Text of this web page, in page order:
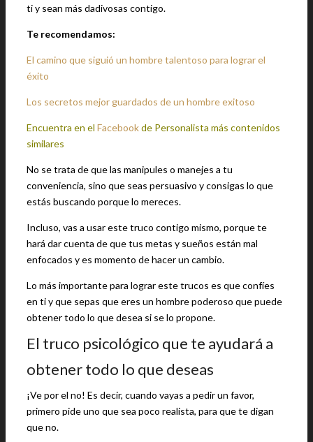
ti y sean más dadivosas contigo.
Te recomendamos:
El camino que siguió un hombre talentoso para lograr el
éxito
Los secretos mejor guardados de un hombre exitoso
Encuentra en el Facebookde Personalista más contenidos
similares
No se trata de que las manipules o manejes a tu
conveniencia, sino que seas persuasivo y consigas lo que
estás buscando porque lo mereces.
Incluso, vas a usar este truco contigo mismo, porque te
hará dar cuenta de que tus metas y sueños están mal
enfocados y es momento de hacer un cambio.
Lo más importante para lograr este trucos es que confíes
en ti y que sepas que eres un hombre poderoso que puede
obtener todo lo que desea si se lo propone.
El truco psicológico que te ayudará a
obtener todo lo que deseas
¡Ve por el no! Es decir, cuando vayas a pedir un favor,
primero pide uno que sea poco realista, para que te digan
que no.